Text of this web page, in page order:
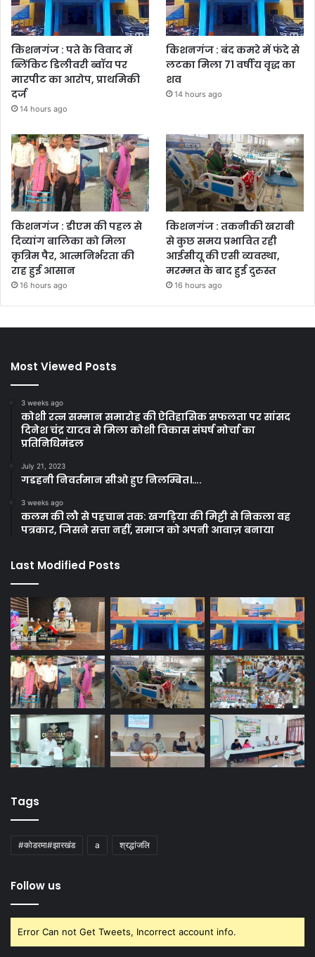
किशनगंज : पते के विवाद में
ब्लिंकिट डिलीवरी ब्वॉय पर
मारपीट का आरोप, प्राथमिकी
दर्ज
14 hours ago
किशनगंज : बंद कमरे में फंदे से
लटका मिला 71 वर्षीय वृद्ध का
शव
14 hours ago
किशनगंज : डीएम की पहल से
दिव्यांग बालिका को मिला
कृत्रिम पैर, आत्मनिर्भरता की
राह हुई आसान
16 hours ago
किशनगंज : तकनीकी खराबी
से कुछ समय प्रभावित रही
आईसीयू की एसी व्यवस्था,
मरम्मत के बाद हुई दुरुस्त
16 hours ago
Most Viewed Posts
3 weeks ago
कोशी रत्न सम्मान समारोह की ऐतिहासिक सफलता पर सांसद
दिनेश चंद्र यादव से मिला कोशी विकास संघर्ष मोर्चा का
प्रतिनिधिमंडल
July 21, 2023
गडहनी निवर्तमान सीओ हुए निलम्बित।….
3 weeks ago
कलम की लौ से पहचान तक: खगड़िया की मिट्टी से निकला वह
पत्रकार, जिसने सत्ता नहीं, समाज को अपनी आवाज़ बनाया
Last Modified Posts
Tags
#कोडरमा#झारखंड a श्रद्धांजलि
Follow us
Error Can not Get Tweets, Incorrect account info.